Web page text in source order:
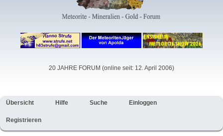
20 JAHRE FORUM (online seit: 12. April 2006)
Übersicht Hilfe Suche Einloggen
Registrieren